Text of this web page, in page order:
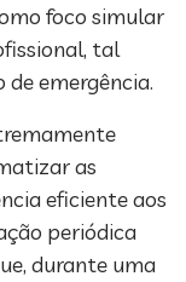
foco simular
tal
emergência.
as
eficiente aos
periódica
durante uma